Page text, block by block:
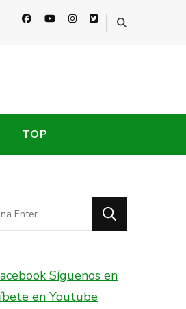
TOP
Síguenos en
en Youtube